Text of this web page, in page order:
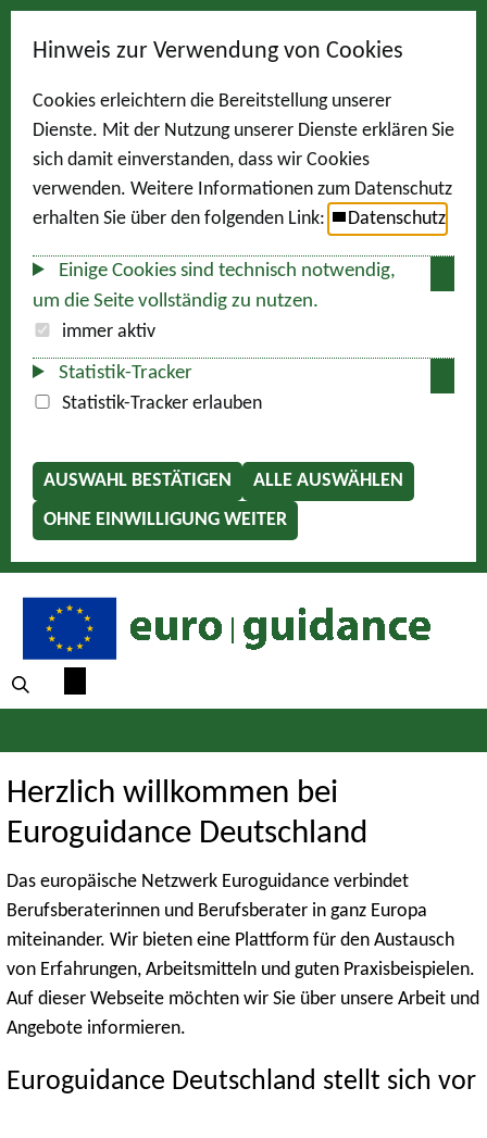
Hinweis zur Verwendung von Cookies
Cookies erleichtern die Bereitstellung unserer
Dienste. Mit der Nutzung unserer Dienste erklären Sie
sich damit einverstanden, dass wir Cookies
verwenden. Weitere Informationen zum Datenschutz
erhalten Sie über den folgenden Link:
Datenschutz
Einige Cookies sind technisch notwendig,
um die Seite vollständig zu nutzen.
immer aktiv
Statistik-Tracker
Statistik-Tracker erlauben
AUSWAHL BESTÄTIGEN
ALLE AUSWÄHLEN
OHNE EINWILLIGUNG WEITER
Herzlich willkommen bei
Euroguidance Deutschland
Das europäische Netzwerk Euroguidance verbindet
Berufsberaterinnen und Berufsberater in ganz Europa
miteinander. Wir bieten eine Plattform für den Austausch
von Erfahrungen, Arbeitsmitteln und guten Praxisbeispielen.
Auf dieser Webseite möchten wir Sie über unsere Arbeit und
Angebote informieren.
Euroguidance Deutschland stellt sich vor